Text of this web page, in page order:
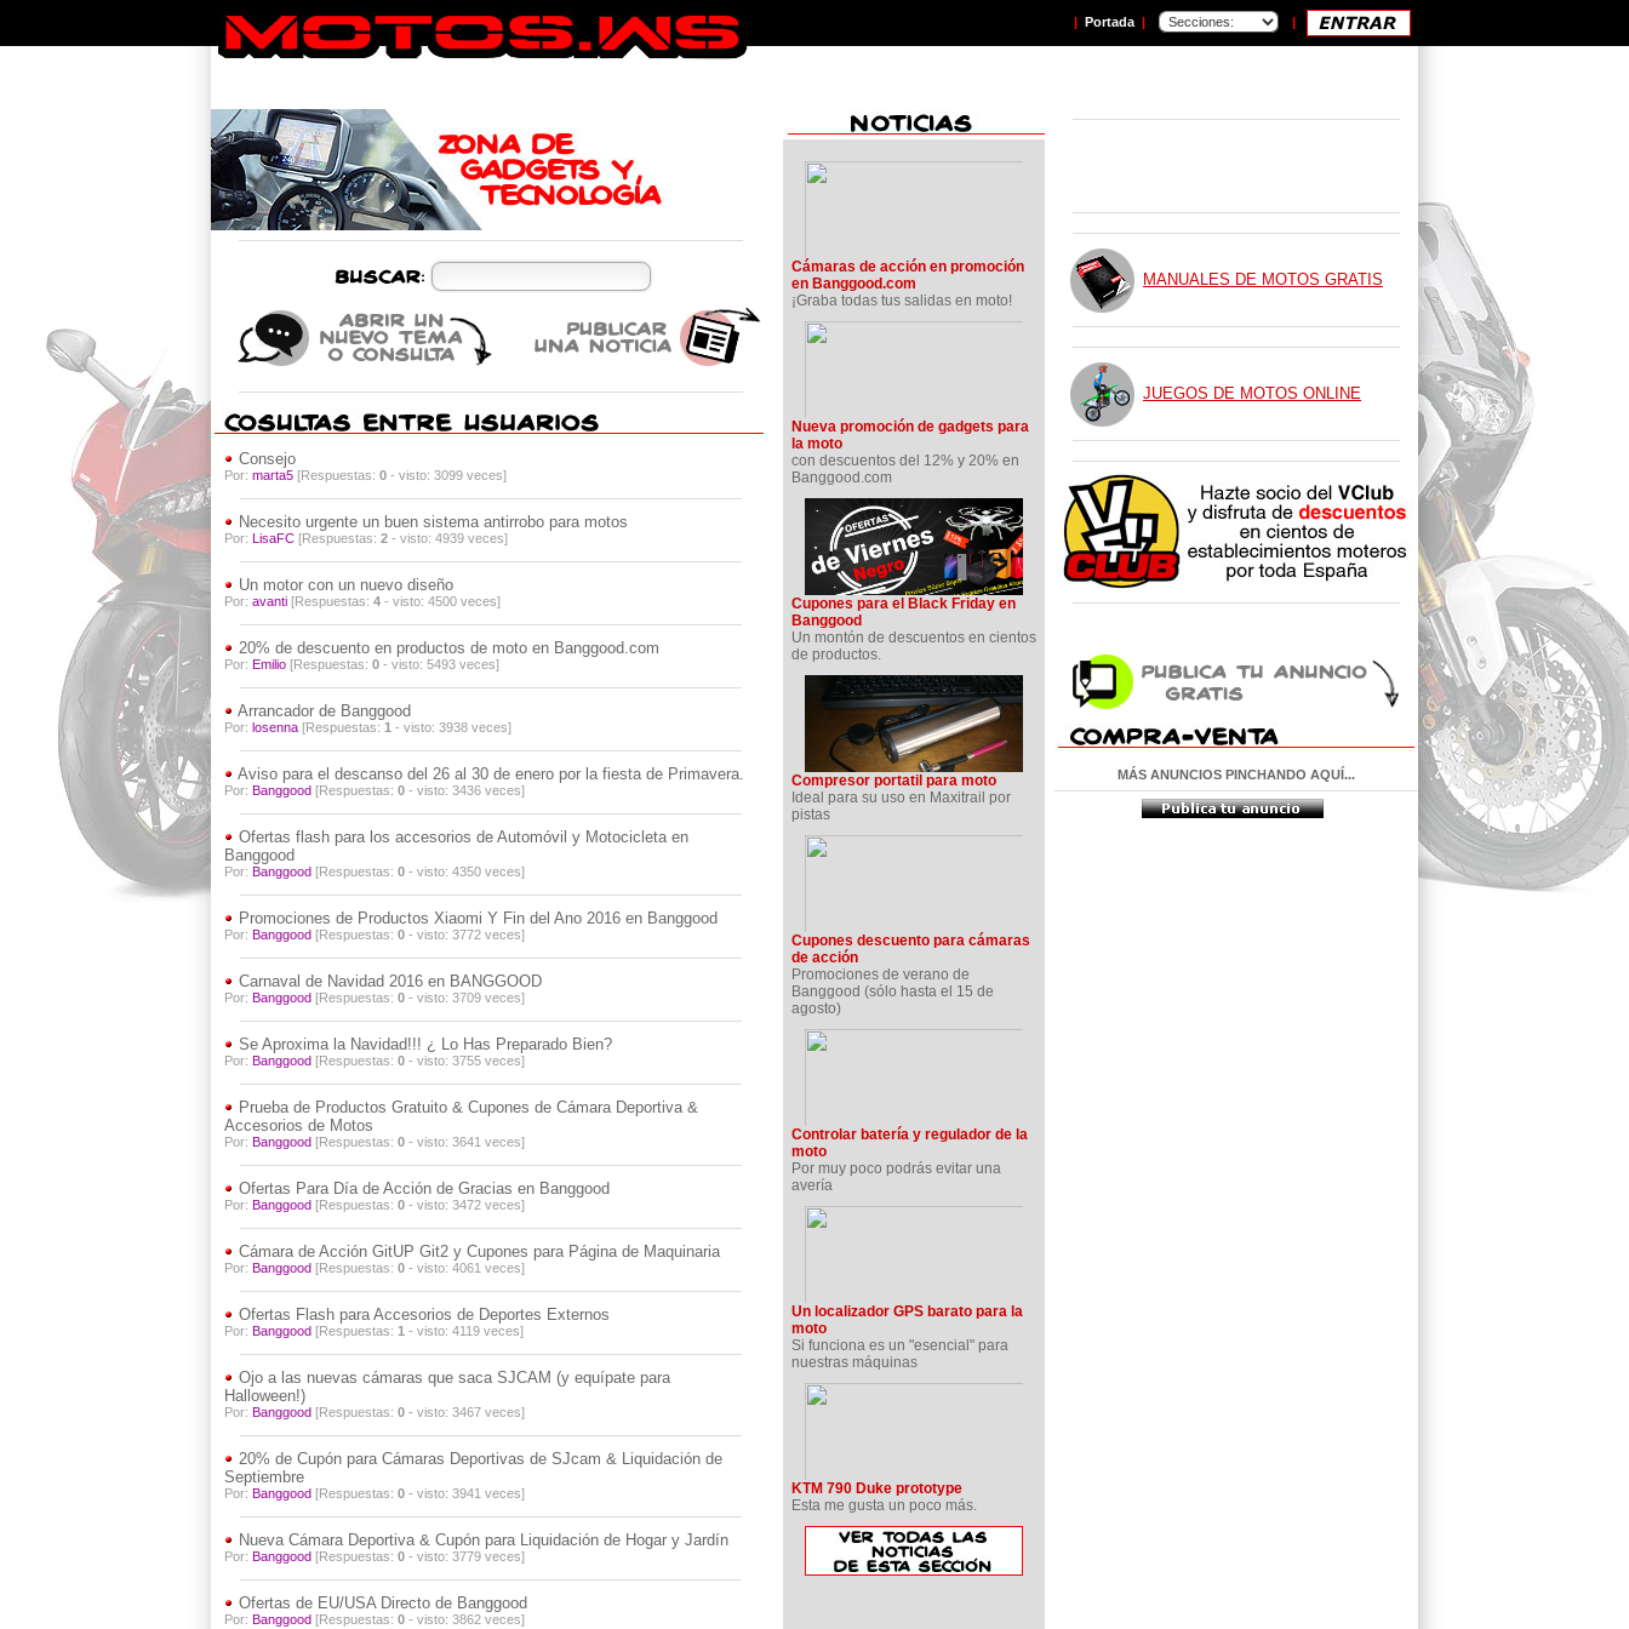
| Portada | |
Consejo
Por: marta5[Respuestas: 0- visto: 3099 veces]
Necesito urgente un buen sistema antirrobo para motos
Por: LisaFC[Respuestas: 2- visto: 4939 veces]
Un motor con un nuevo diseño
Por: avanti[Respuestas: 4- visto: 4500 veces]
20% de descuento en productos de moto en Banggood.com
Por: Emilio[Respuestas: 0- visto: 5493 veces]
Arrancador de Banggood
Por: losenna[Respuestas: 1 - visto: 3938 veces]
Aviso para el descanso del 26 al 30 de enero por la fiesta de Primavera.
Por: Banggood[Respuestas: 0- visto: 3436 veces]
Ofertas flash para los accesorios de Automóvil y Motocicleta en
Banggood
Por: Banggood[Respuestas: 0- visto: 4350 veces]
Promociones de Productos Xiaomi Y Fin del Ano 2016 en Banggood
Por: Banggood[Respuestas: 0- visto: 3772 veces]
Carnaval de Navidad 2016 en BANGGOOD
Por: Banggood[Respuestas: 0- visto: 3709 veces]
Se Aproxima la Navidad!!! ¿ Lo Has Preparado Bien?
Por: Banggood[Respuestas: 0- visto: 3755 veces]
Prueba de Productos Gratuito & Cupones de Cámara Deportiva &
Accesorios de Motos
Por: Banggood[Respuestas: 0- visto: 3641 veces]
Ofertas Para Día de Acción de Gracias en Banggood
Por: Banggood[Respuestas: 0- visto: 3472 veces]
Cámara de Acción GitUP Git2 y Cupones para Página de Maquinaria
Por: Banggood[Respuestas: 0- visto: 4061 veces]
Ofertas Flash para Accesorios de Deportes Externos
Por: Banggood[Respuestas: 1 - visto: 4119 veces]
Ojo a las nuevas cámaras que saca SJCAM (y equípate para
Halloween!)
Por: Banggood[Respuestas: 0- visto: 3467 veces]
20% de Cupón para Cámaras Deportivas de SJcam & Liquidación de
Septiembre
Por: Banggood[Respuestas: 0- visto: 3941 veces]
Nueva Cámara Deportiva & Cupón para Liquidación de Hogar y Jardín
Por: Banggood[Respuestas: 0- visto: 3779 veces]
Ofertas de EU/USA Directo de Banggood
Por: Banggood[Respuestas: 0- visto: 3862 veces]
Cámaras de acción en promoción
en Banggood.com
¡Graba todas tus salidas en moto!
Nueva promoción de gadgets para
la moto
con descuentos del 12% y 20% en
Banggood.com
Cupones para el Black Friday en
Banggood
Un montón de descuentos en cientos
de productos.
Compresor portatil para moto
Ideal para su uso en Maxitrail por
pistas
Cupones descuento para cámaras
de acción
Promociones de verano de
Banggood (sólo hasta el 15 de
agosto)
Controlar batería y regulador de la
moto
Por muy poco podrás evitar una
avería
Un localizador GPS barato para la
moto
Si funciona es un "esencial" para
nuestras máquinas
KTM 790 Duke prototype
Esta me gusta un poco más.
MANUALES DE MOTOS GRATIS
JUEGOS DE MOTOS ONLINE
MÁS ANUNCIOS PINCHANDO AQUÍ...